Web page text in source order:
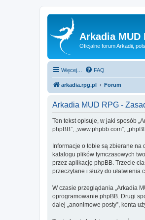
Arkadia MUD
Oficjalne forum Arkadii,
Więcej… FAQ
arkadia.rpg.pl Forum
Arkadia MUD RPG -
Ten tekst opisuje, w jaki sposób
phpBB”, „www.phpbb.com”,
Informacje o tobie są zbierane na
katalogu plików tymczasowych
przez aplikację phpBB. Trzecie
przeczytane i służy do ułatwienia
W czasie przeglądania „Arkadia
oprogramowanie phpBB. Drugi
dalej „anonimowe posty”, konta